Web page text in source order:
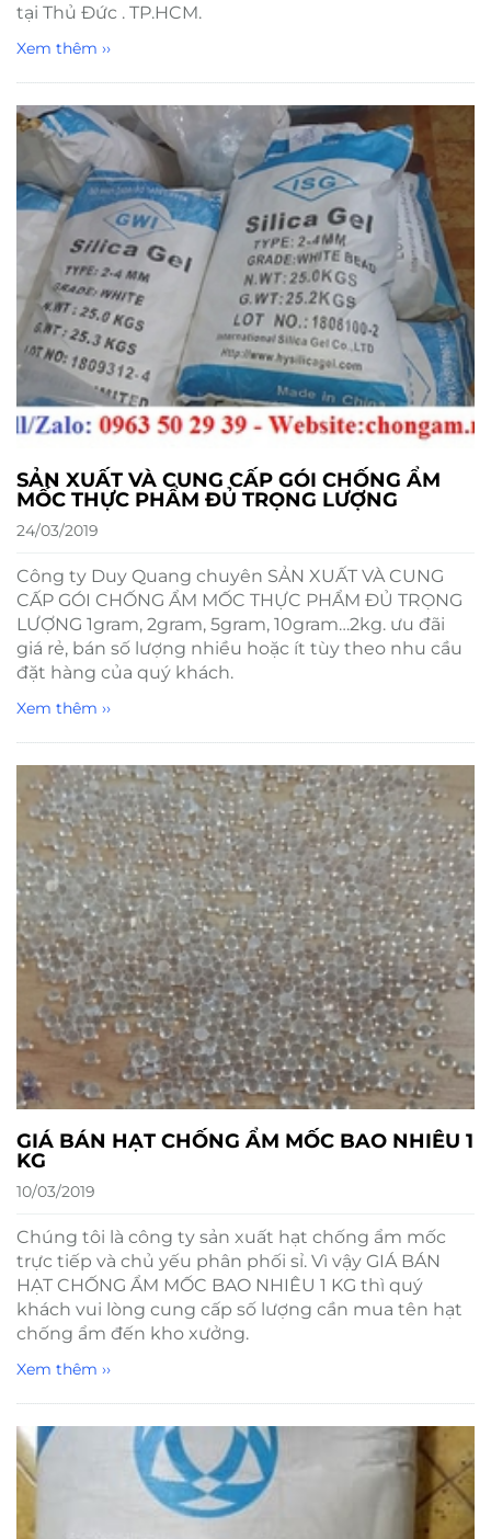
tại Thủ Đức . TP.HCM.
Xem thêm ››
SẢN XUẤT VÀ CUNG CẤP GÓI CHỐNG ẨM
MỐC THỰC PHẨM ĐỦ TRỌNG LƯỢNG
24/03/2019
Công ty Duy Quang chuyên SẢN XUẤT VÀ CUNG
CẤP GÓI CHỐNG ẨM MỐC THỰC PHẨM ĐỦ TRỌNG
LƯỢNG 1gram, 2gram, 5gram, 10gram…2kg. ưu đãi
giá rẻ, bán số lượng nhiều hoặc ít tùy theo nhu cầu
đặt hàng của quý khách.
Xem thêm ››
GIÁ BÁN HẠT CHỐNG ẨM MỐC BAO NHIÊU 1
KG
10/03/2019
Chúng tôi là công ty sản xuất hạt chống ẩm mốc
trực tiếp và chủ yếu phân phối sỉ. Vì vậy GIÁ BÁN
HẠT CHỐNG ẨM MỐC BAO NHIÊU 1 KG thì quý
khách vui lòng cung cấp số lượng cần mua tên hạt
chống ẩm đến kho xưởng.
Xem thêm ››